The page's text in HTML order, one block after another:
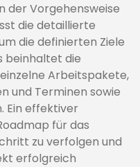
der Vorgehensweise
die detaillierte
die definierten Ziele
beinhaltet die
Arbeitspakete,
und Terminen sowie
Ein effektiver
für das
zu verfolgen und
erfolgreich